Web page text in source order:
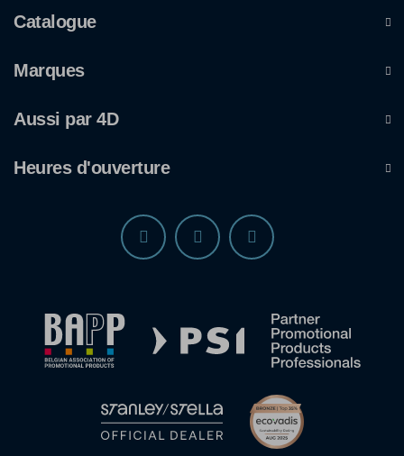
Catalogue
Marques
Aussi par 4D
Heures d'ouverture